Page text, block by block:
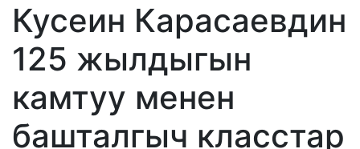
Кусеин Карасаевдин
125 жылдыгын
камтуу менен
башталгыч класстар